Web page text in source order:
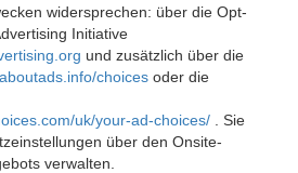
widersprechen: über die Opt-
Initiative
und zusätzlich über die
choices oder die
uk/your-ad-choices/
. Sie
über den Onsite-
verwalten.